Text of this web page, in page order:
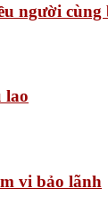
người cùng
lao
vi bảo lãnh